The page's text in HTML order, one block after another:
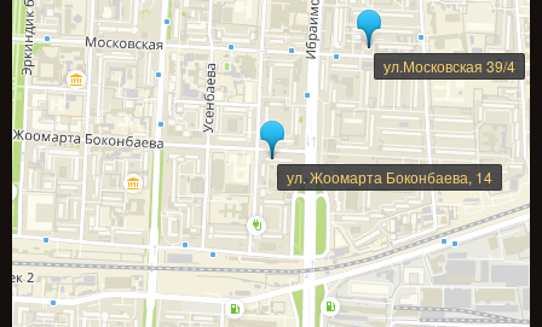
ул. Жоомарта Боконбаева, 14
ул.Московская 39/4